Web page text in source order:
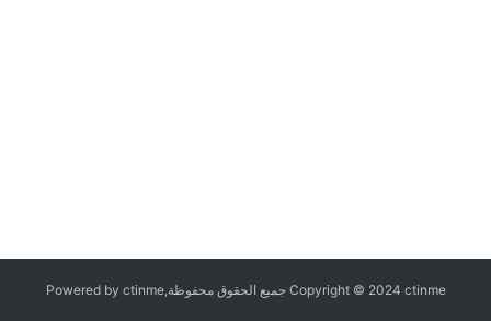
Copyright © 2024 ctinme جميع الحقوق محفوظة,Powered by ctinme